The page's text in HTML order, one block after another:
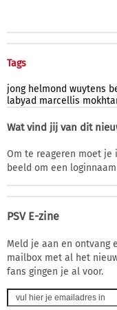
Tags
jong helmond wuytens
labyad marcellis
Wat vind jij van dit
Om te reageren moet je
beeld om een
PSV E-zine
Meld je aan en ontvang
mailbox met al het
fans gingen je al voor.